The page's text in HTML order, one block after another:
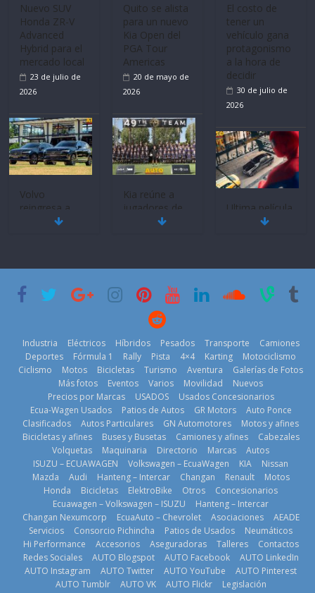
Nuevo SUV
Honda ZR-V
Advanced
Hybrid para el
mercado local
23 de julio de
2026
Volvo
reingresa a
Ecuador de la
18 de julio de
2026
Mercado
automotor
ecuatoriano
creció un 28%
en julio de
2026
4 de agosto de
Quito se alista
para un nuevo
Kia Open del
PGA Tour
Americas
20 de mayo de
2026
Kia reúne a
jugadores de
fútbol de todo
2026
La Vuelta al
Ecuador 2026,
edición 47ª,
recorre 7
provincias en 8
días
1 de agosto de
2026
El costo de
tener un
vehículo gana
protagonismo
a la hora de
decidir
30 de julio de
2026
Ultima película
‘Spider‑Man:
29 de julio de
¿Qué puede
pasar con tu
vehículo si
permanece
varios días sin
usar?
3 de agosto de
2026
Industria Eléctricos Híbridos Pesados Transporte
Camiones
Deportes
Fórmula 1 Rally Pista 4×4 Karting
Motociclismo
Ciclismo
Motos Bicicletas Turismo Aventura
Galerías de Fotos
Más fotos
Eventos Varios Movilidad
Nuevos
Precios por Marcas
USADOS
Usados Concesionarios
Ecua-Wagen Usados
Patios de Autos GR Motors
Auto Ponce
Clasificados
Autos Particulares GN Automotores
Motos y afines
Bicicletas y afines
Buses y Busetas Camiones y afines
Cabezales
Volquetas
Maquinaria Directorio Marcas
Autos
ISUZU – ECUAWAGEN
Volkswagen – EcuaWagen KIA
Nissan
Mazda
Audi Hanteng – Intercar Changan Renault
Motos
Honda
Bicicletas ElektroBike Otros
Concesionarios
Ecuawagen – Volkswagen – ISUZU
Hanteng – Intercar
Changan Nexumcorp
EcuaAuto – Chevrolet Asociaciones
AEADE
Servicios
Consorcio Pichincha Patios de Usados
Neumáticos
Hi Performance
Accesorios Aseguradoras Talleres
Contactos
Redes Sociales
AUTO Blogspot AUTO Facebook
AUTO LinkedIn
AUTO Instagram
AUTO Twitter AUTO YouTube
AUTO Pinterest
AUTO Tumblr
AUTO VK AUTO Flickr Legislación